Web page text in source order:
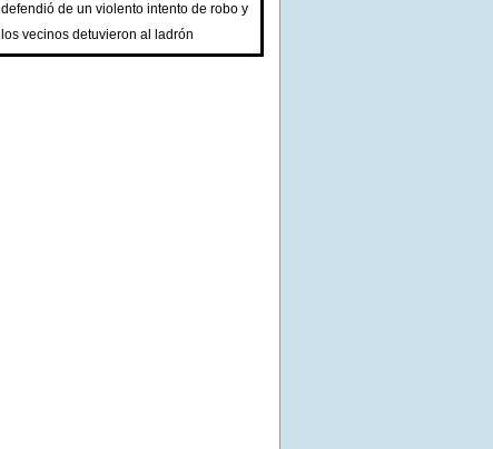
defendió de un violento intento de robo y
los vecinos detuvieron al ladrón